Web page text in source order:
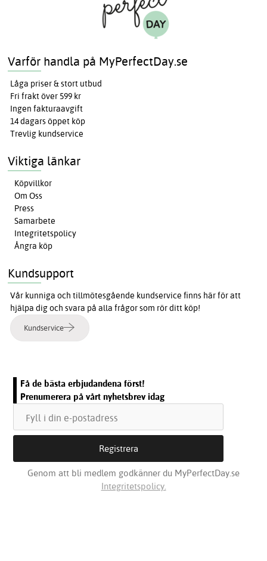
Varför handla på MyPerfectDay.se
Låga priser & stort utbud
Fri frakt över 599 kr
Ingen fakturaavgift
14 dagars öppet köp
Trevlig kundservice
Viktiga länkar
Köpvillkor
Om Oss
Press
Samarbete
Integritetspolicy
Ångra köp
Kundsupport
Vår kunniga och tillmötesgående kundservice finns här för att
hjälpa dig och svara på alla frågor som rör ditt köp!
Kundservice
Få de bästa erbjudandena först!
Prenumerera på vårt nyhetsbrev idag
Genom att bli medlem godkänner du MyPerfectDay.se
Integritetspolicy.